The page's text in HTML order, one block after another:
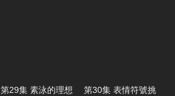
第29集 素泳的理想
第30集 表情符號挑